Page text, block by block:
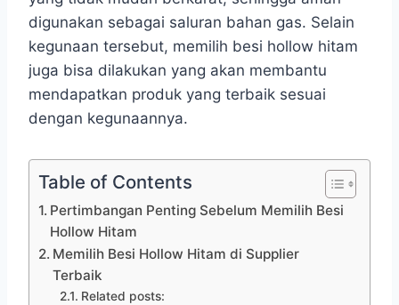
digunakan sebagai saluran bahan gas. Selain
kegunaan tersebut, memilih besi hollow hitam
juga bisa dilakukan yang akan membantu
mendapatkan produk yang terbaik sesuai
dengan kegunaannya.
Table of Contents
Pertimbangan Penting Sebelum Memilih Besi
Hollow Hitam
Memilih Besi Hollow Hitam di Supplier
Terbaik
Related posts: